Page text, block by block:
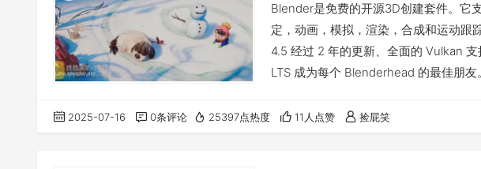
Blender是免费的开源3D创建套件。
定，动画，模拟，渲染，合成和运动跟
4.5 经过 2 年的更新、全面的 Vulkan
LTS 成为每个 Blenderhead 的最佳朋
访问官网：点击前往 我有话要说 下载地
2025-07-16 0条评论 25397点热度 11人点赞 捡屁笑